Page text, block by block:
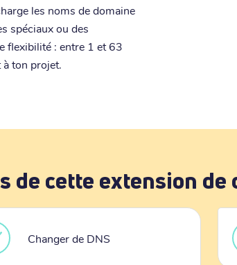
les noms de domaine
spéciaux ou des
flexibilité : entre 1 et 63
ton projet.
de cette extension de
Changer de DNS